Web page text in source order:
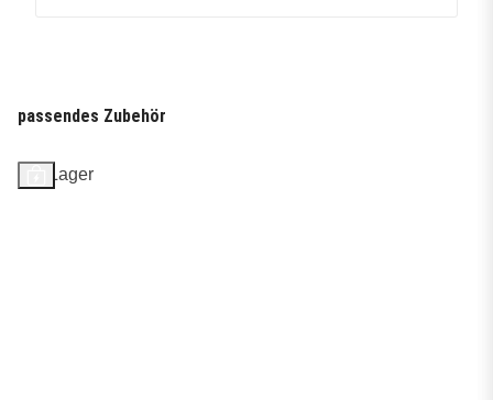
passendes Zubehör
Auf Lager